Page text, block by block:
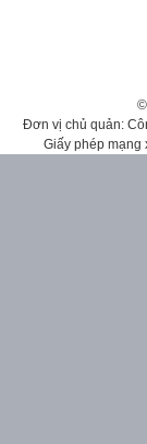
Đơn vị chủ quản:
Giấy phép mạng